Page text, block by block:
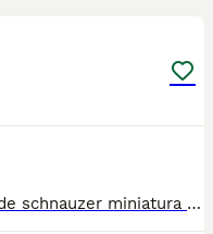
Disponibles preciosos cachorros de schnauzer miniatura Contamos con hembras y machos. Somos un criadero familiar y te ofrecemos la posibilidad de venir a conocer a los cachorros en persona o mediante videollamada. Entregamos a los cachorros con todo en regla: • Vacunas correspondientes a su edad • Desparasitación interna y externa • Cartilla sanitaria • Revisión veterinaria • Pasaporte • Microchip • Contrato de adopción con garantías Realizamos entregas en toda la península, incluyendo: Galicia, Cantabria, País Vasco, Barcelona, Zaragoza, Huesca, Valencia, Castilla-La Mancha, Castilla y León, , Murcia y Andalucía. Para cualquier consulta o para recibir fotos y vídeos de los cachorros, no dudes en contactarnos. También puedes ver más en nuestro perfil: [@cachorrospippiespremium]. 📞 Teléfono y WhatsApp: 663 736 099 Atendemos de lunes a domingo. Preguntar por Carla. ¡Estaremos encantados de ayudarte!